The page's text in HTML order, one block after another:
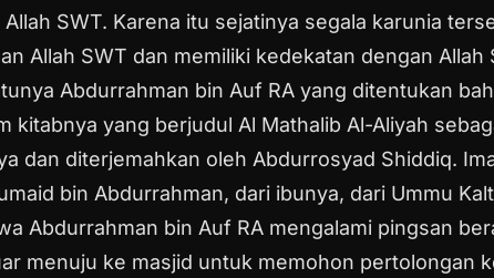
SWT. Karena itu sejatinya segala karunia
Allah SWT dan memiliki kedekatan dengan Allah
Abdurrahman bin Auf RA yang ditentukan
kitabnya yang berjudul Al Mathalib Al-Aliyah
dan diterjemahkan oleh Abdurrosyad Shiddiq.
bin Abdurrahman, dari ibunya, dari Ummu
Abdurrahman bin Auf RA mengalami pingsan
menuju ke masjid untuk memohon pertolongan